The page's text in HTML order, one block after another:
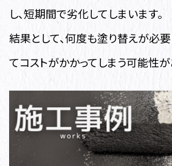
し、短期間で劣化してしまいます。
結果として、何度も塗り替えが必
てコストがかかってしまう可能性が